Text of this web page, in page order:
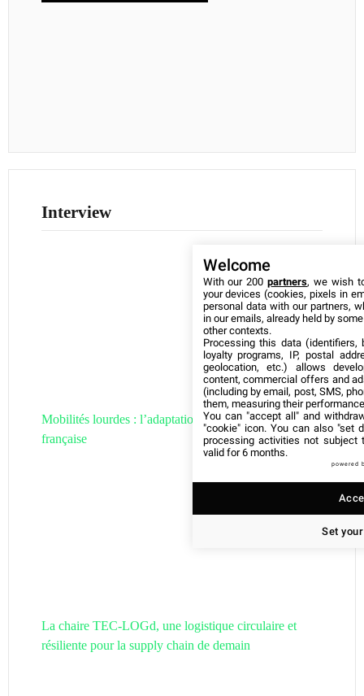
Interview
Mobilités lourdes : l’adaptation de la filière hydrogène
française
La chaire TEC-LOGd, une logistique circulaire et
résiliente pour la supply chain de demain
Welcome
With our 200partners, we wish
your devices (cookies, pixels in
personal data with our partners,
in our emails, already held by
other contexts.
Processing this data (identifiers,
loyalty programs, IP, postal
geolocation, etc.) allows
content, commercial offers and
(including by email, post, SMS,
them, measuring their
You can "accept all" and
"cookie" icon. You can also "set
processing activities not subject
valid for 6 months.
powered
Set